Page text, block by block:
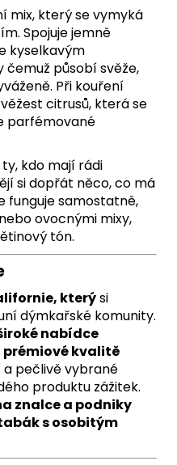
mix, který se vymyká
Spojuje jemně
kyselkavým
působí svěže,
Při kouření
citrusů, která se
parfémované
kdo mají rádi
si dopřát něco, co má
funguje samostatně,
ovocnými mixy,
tón.
kterýsi
dýmkařské komunity.
nabídce
prémiové kvalitě
a pečlivě vybrané
produktu zážitek.
znalce a podniky
s osobitým